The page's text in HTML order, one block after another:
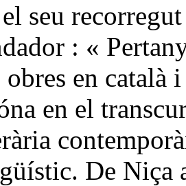
seu
: «
en català
en el
De Niça